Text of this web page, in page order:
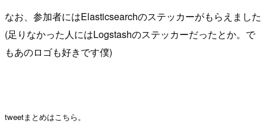
なお、参加者にはElasticsearchのステッカーがもらえました
(足りなかった人にはLogstashのステッカーだったとか。で
もあのロゴも好きです僕)
tweetまとめはこちら。